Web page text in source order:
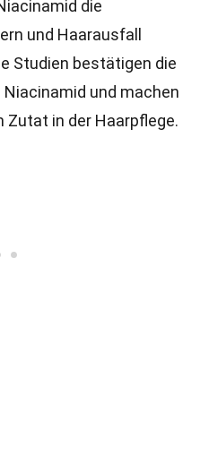
die
und Haarausfall
Studien bestätigen die
und machen
Zutat in der Haarpflege.